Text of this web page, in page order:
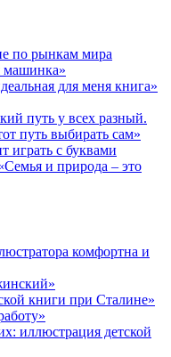
по рынкам мира
машинка»
для меня книга»
путь у всех разный.
путь выбирать сам»
играть с буквами
и природа – это
комфортна и
книги при Сталине»
иллюстрация детской